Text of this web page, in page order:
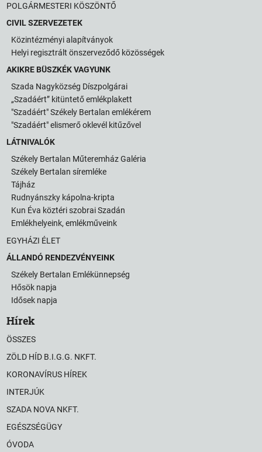
POLGÁRMESTERI KÖSZÖNTŐ
CIVIL SZERVEZETEK
Közintézményi alapítványok
Helyi regisztrált önszerveződő közösségek
AKIKRE BÜSZKÉK VAGYUNK
Szada Nagyközség Díszpolgárai
„Szadáért” kitüntető emlékplakett
"Szadáért" Székely Bertalan emlékérem
"Szadáért" elismerő oklevél kitűzővel
LÁTNIVALÓK
Székely Bertalan Műteremház Galéria
Székely Bertalan síremléke
Tájház
Rudnyánszky kápolna-kripta
Kun Éva köztéri szobrai Szadán
Emlékhelyeink, emlékműveink
EGYHÁZI ÉLET
ÁLLANDÓ RENDEZVÉNYEINK
Székely Bertalan Emlékünnepség
Hősök napja
Idősek napja
Hírek
ÖSSZES
ZÖLD HÍD B.I.G.G. NKFT.
KORONAVÍRUS HÍREK
INTERJÚK
SZADA NOVA NKFT.
EGÉSZSÉGÜGY
ÓVODA